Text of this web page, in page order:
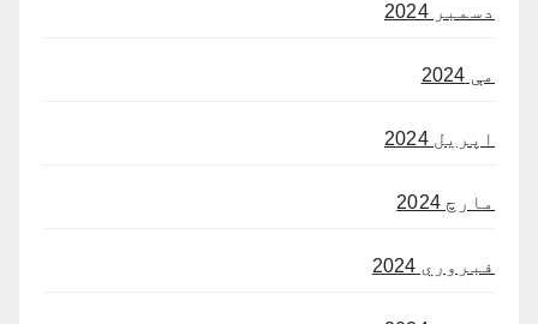
دسمبر 2024
مې 2024
اپریل 2024
مارچ 2024
فبروري 2024